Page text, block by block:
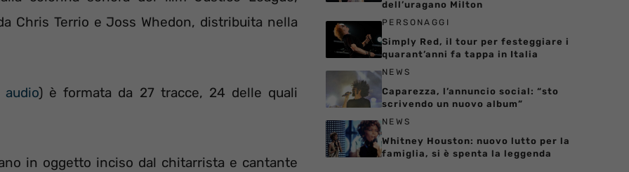
Chris Terrio e Joss Whedon, distribuita nella
audio) è formata da 27 tracce, 24 delle quali
in oggetto inciso dal chitarrista e cantante
dell’uragano Milton
PERSONAGGI
Simply Red, il tour per festeggiare i
quarant’anni fa tappa in Italia
NEWS
Caparezza, l’annuncio social: “sto
scrivendo un nuovo album”
NEWS
Whitney Houston: nuovo lutto per la
famiglia, si è spenta la leggenda